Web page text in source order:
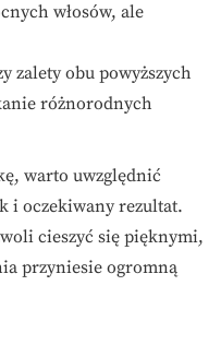
włosów, ale
zalety obu powyższych
różnorodnych
warto uwzględnić
i oczekiwany rezultat.
cieszyć się pięknymi,
przyniesie ogromną